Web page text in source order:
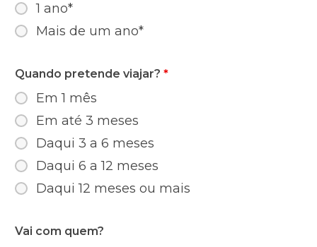
1 ano*
Mais de um ano*
Quando pretende viajar? *
Em 1 mês
Em até 3 meses
Daqui 3 a 6 meses
Daqui 6 a 12 meses
Daqui 12 meses ou mais
Vai com quem?